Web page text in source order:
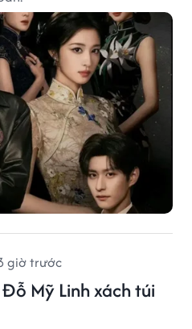
giờ trước
Mỹ Linh xách túi